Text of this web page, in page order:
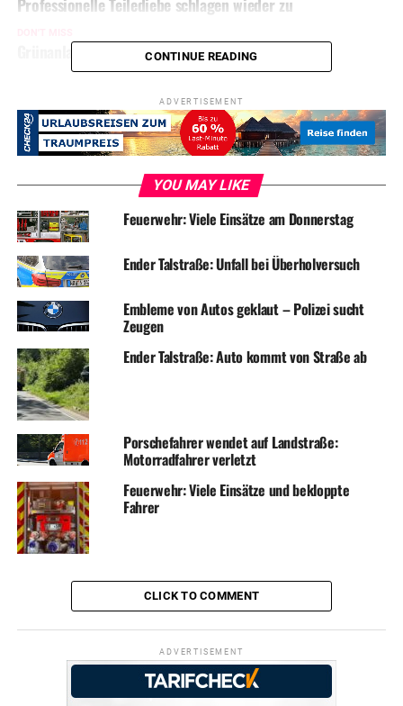
Professionelle Teilediebe schlagen wieder zu
Grünanlage „Alter Steinbruch“ ist fertig gestellt
CONTINUE READING
ADVERTISEMENT
YOU MAY LIKE
Feuerwehr: Viele Einsätze am Donnerstag
Ender Talstraße: Unfall bei Überholversuch
Embleme von Autos geklaut – Polizei sucht
Zeugen
Ender Talstraße: Auto kommt von Straße ab
Porschefahrer wendet auf Landstraße:
Motorradfahrer verletzt
Feuerwehr: Viele Einsätze und bekloppte
Fahrer
CLICK TO COMMENT
ADVERTISEMENT